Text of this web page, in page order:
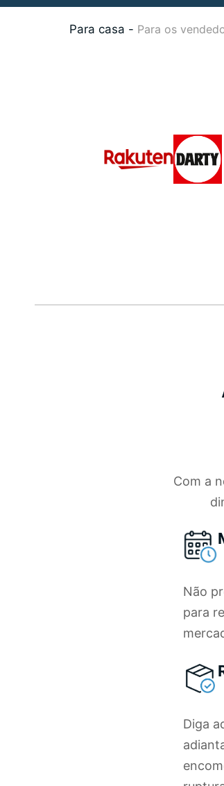
Para casa - Para os
Com a
Não
para
Diga